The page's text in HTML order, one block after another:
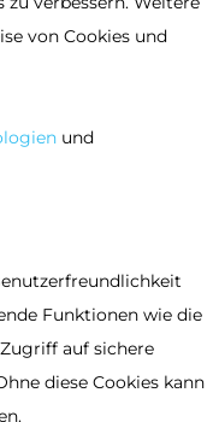
von Cookies und
und
Funktionen wie die
auf sichere
diese Cookies kann